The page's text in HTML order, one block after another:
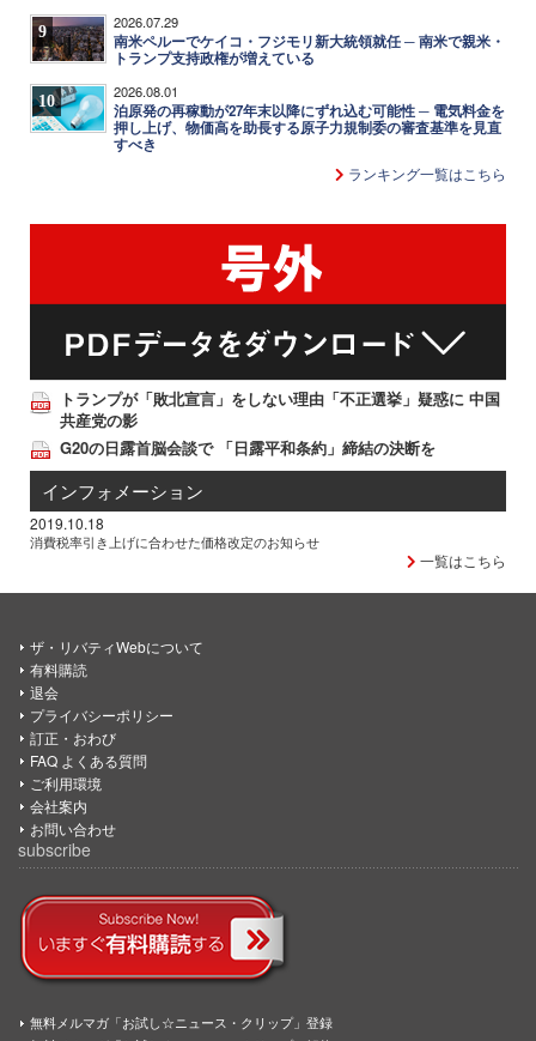
9 2026.07.29
南米ペルーでケイコ・フジモリ新大統領就任 ─ 南米で親米・
トランプ支持政権が増えている
10 2026.08.01
泊原発の再稼動が27年末以降にずれ込む可能性 ─ 電気料金を
押し上げ、物価高を助長する原子力規制委の審査基準を見直
すべき
ランキング一覧はこちら
トランプが「敗北宣言」をしない理由「不正選挙」疑惑に 中国
共産党の影
G20の日露首脳会談で 「日露平和条約」締結の決断を
インフォメーション
2019.10.18
消費税率引き上げに合わせた価格改定のお知らせ
一覧はこちら
ザ・リバティWebについて
有料購読
退会
プライバシーポリシー
訂正・おわび
FAQ よくある質問
ご利用環境
会社案内
お問い合わせ
subscribe
無料メルマガ「お試し☆ニュース・クリップ」登録